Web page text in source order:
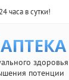
часа в сутки!
здоровья
потенции